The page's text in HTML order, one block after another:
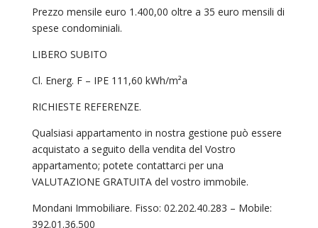
Prezzo mensile euro 1.400,00 oltre a 35 euro mensili di
spese condominiali.
LIBERO SUBITO
Cl. Energ. F – IPE 111,60 kWh/m²a
RICHIESTE REFERENZE.
Qualsiasi appartamento in nostra gestione può essere
acquistato a seguito della vendita del Vostro
appartamento; potete contattarci per una
VALUTAZIONE GRATUITA del vostro immobile.
Mondani Immobiliare. Fisso: 02.202.40.283 – Mobile:
392.01.36.500